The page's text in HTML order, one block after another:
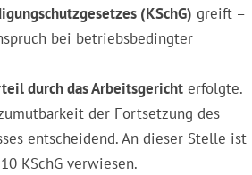
(KSchG) greift –
bei betriebsbedingter
durch das Arbeitsgericht erfolgte.
der Fortsetzung des
entscheidend. An dieser Stelle ist
KSchG verwiesen.